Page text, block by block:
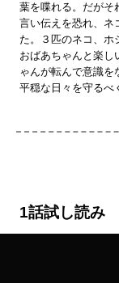
葉を喋れる。だがそ
言い伝えを恐れ、ネ
た。３匹のネコ、ホ
おばあちゃんと楽し
ゃんが転んで意識を
平穏な日々を守るべ
1話試し読み